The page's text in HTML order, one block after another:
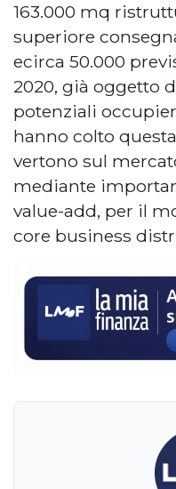
163.000 mq
superiore
ecirca 50.000
2020, già oggetto
potenziali
hanno colto
vertono sul
mediante
value-add, per il
core business